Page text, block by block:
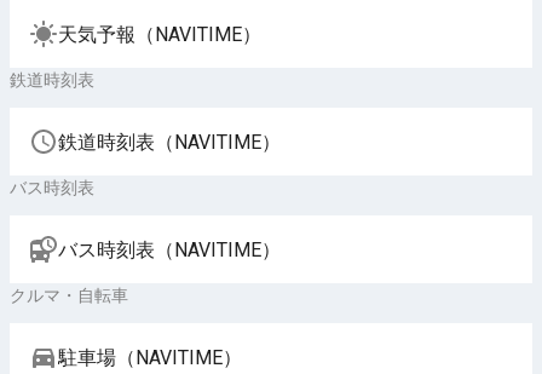
天気予報（NAVITIME）
鉄道時刻表
鉄道時刻表（NAVITIME）
バス時刻表
バス時刻表（NAVITIME）
クルマ・自転車
駐車場（NAVITIME）